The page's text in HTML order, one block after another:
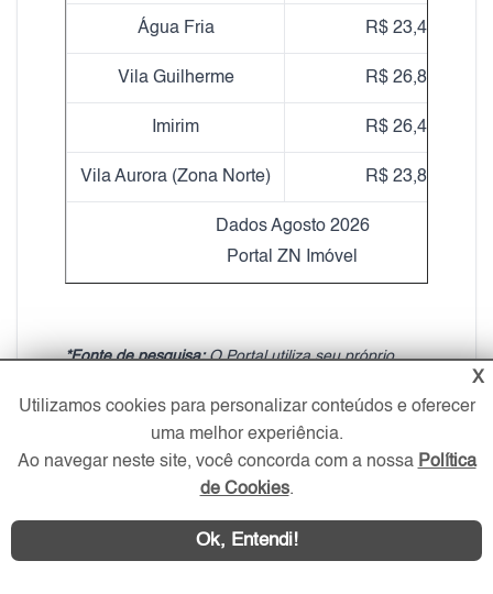
Água Fria R$ 23,48
Vila Guilherme R$ 26,80
Imirim R$ 26,49
Vila Aurora (Zona Norte) R$ 23,84
Dados Agosto 2026
Portal ZN Imóvel
*Fonte de pesquisa:O Portal utiliza seu próprio
de preços apresentada na tabela. A análise
considera imóveis com as mesmas características
em relação ao bairro, número de dormitórios e
vagas. No entanto, os valores podem variar devido
a outros fatores, como padrão de acabamento,
mobília, decoração, localização exata, idade do
X
Utilizamos cookies para personalizar conteúdos e oferecer
uma melhor experiência.
Ao navegar neste site, você concorda com a nossa Política
de Cookies.
Ok, Entendi!